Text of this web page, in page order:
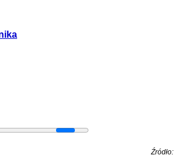
Źródło: